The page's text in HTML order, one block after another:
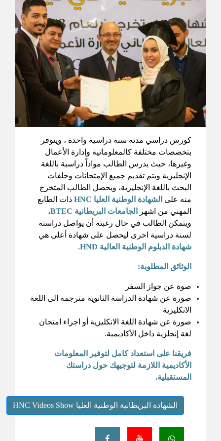
كورس دراسي مدته سنة دراسية واحدة ، ويتوفر
بتخصصات مختلفة كالمعلوماتية وإدارة الأعمال
وغيرها، حيث يدرس الطالب مواداً دراسية باللغة
الإنجليزية ويتم تقديم جميع الإمتحانات وحلقات
البحث باللغة الإنجليزية، ويحصل الطالب المتخرج
منه على الشهادة الوطنية العليا HNC
ذات الطابع
المهني من اشهر
الجامعات البريطانية BTEC
،
ويتمكن الطالب في حال رغبته أن يواصل دراسته
لسنة دراسية اخرى ليحصل على شهادة أعلى هي
شهادة الدبلوم الوطنية العالية HND
.
الوثائق المطلوبة:
صوة عن جواز السفر
صورة عن شهادة الدراسة الثانوية مترجمة الى اللغة
الانكليزية
صورة عن شهادة اللغة الانكليزية أو اجراء امتحان
لغة إنجلزية داخل الأكاديمية.
فريقنا على استعداد كامل لتوفير المعلومات
الأكاديمية اللازمة لتوجيهك حول دراستك
المستقبلية.
الشهادة البريطانية الوطنية العليا HNC Videos Show